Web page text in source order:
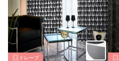
ドレープ